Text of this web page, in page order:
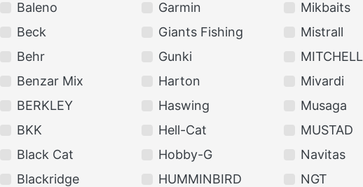
Baleno
Beck
Behr
Benzar Mix
BERKLEY
BKK
Black Cat
Blackridge
Garmin
Giants Fishing
Gunki
Harton
Haswing
Hell-Cat
Hobby-G
HUMMINBIRD
Mikbaits
Mistrall
MITCHELL
Mivardi
Musaga
MUSTAD
Navitas
NGT